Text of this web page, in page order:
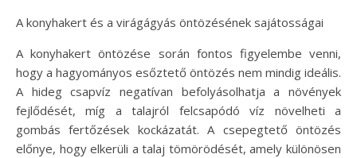
A konyhakert és a virágágyás öntözésének sajátosságai
A konyhakert öntözése során fontos figyelembe venni,
hogy a hagyományos esőztető öntözés nem mindig ideális.
A hideg csapvíz negatívan befolyásolhatja a növények
fejlődését, míg a talajról felcsapódó víz növelheti a
gombás fertőzések kockázatát. A csepegtető öntözés
előnye, hogy elkerüli a talaj tömörödését, amely különösen